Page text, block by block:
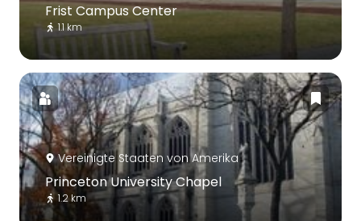
Frist Campus Center
1.1 km
Vereinigte Staaten von Amerika
Princeton University Chapel
1.2 km